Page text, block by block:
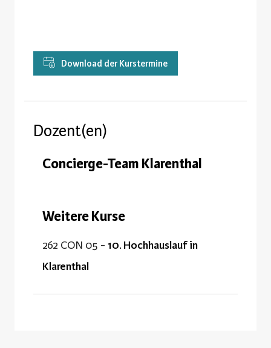
Download der Kurstermine
Dozent(en)
Concierge-Team Klarenthal
Weitere Kurse
262 CON 05 - 10. Hochhauslauf in
Klarenthal